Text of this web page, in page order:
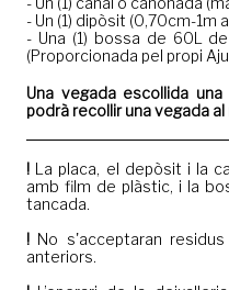
- Un (1) dipòsit (0,70cm-1m
- Una (1) bossa de 60L
(Proporcionada pel propi
Una vegada escollida
podrà recollir una vegada
! La placa, el depòsit i la
amb film de plàstic, i la
tancada.
! No s'acceptaran
anteriors.